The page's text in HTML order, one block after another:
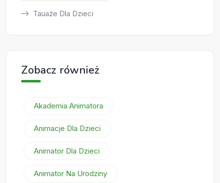
Tauaże Dla Dzieci
Zobacz również
Akademia Animatora
Animacje Dla Dzieci
Animator Dla Dzieci
Animator Na Urodziny